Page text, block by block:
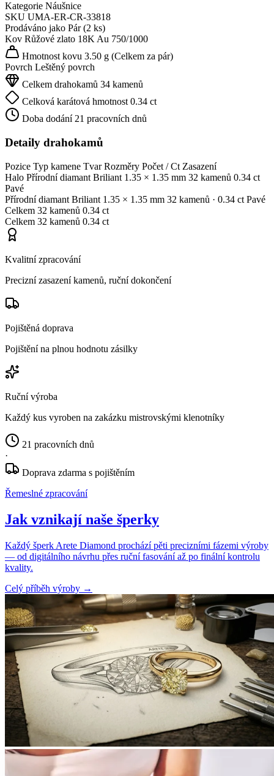
Kategorie Náušnice
SKU UMA-ER-CR-33818
Prodáváno jako Pár (2 ks)
Kov Růžové zlato 18KAu 750/1000
Hmotnost kovu 3.50 g (Celkem za pár)
Povrch Leštěný povrch
Celkem drahokamů 34 kamenů
Celková karátová hmotnost 0.34 ct
Doba dodání 21 pracovních dnů
Detaily drahokamů
Pozice Typ kamene Tvar Rozměry Počet / Ct Zasazení
Halo Přírodní diamant Briliant 1.35 × 1.35 mm 32 kamenů 0.34 ct
Pavé
Přírodní diamant Briliant 1.35 × 1.35 mm 32 kamenů · 0.34 ct Pavé
Celkem 32 kamenů 0.34 ct
Celkem 32 kamenů 0.34 ct
Kvalitní zpracování
Precizní zasazení kamenů, ruční dokončení
Pojištěná doprava
Pojištění na plnou hodnotu zásilky
Ruční výroba
Každý kus vyroben na zakázku mistrovskými klenotníky
21 pracovních dnů
·
Doprava zdarma s pojištěním
Řemeslné zpracování
Jak vznikají naše šperky
Každý šperk Arete Diamond prochází pěti precizními fázemi výroby
— od digitálního návrhu přes ruční fasování až po finální kontrolu
kvality.
Celý příběh výroby →